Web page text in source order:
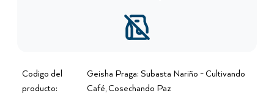
Codigo del
producto:
Geisha Praga: Subasta Nariño - Cultivando
Café, Cosechando Paz